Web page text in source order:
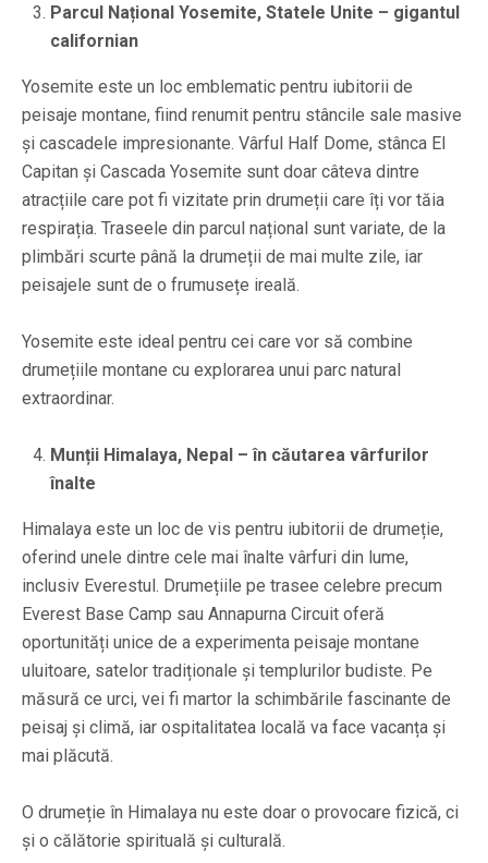
Parcul Național Yosemite, Statele Unite – gigantul
californian
Yosemite este un loc emblematic pentru iubitorii de
peisaje montane, fiind renumit pentru stâncile sale masive
și cascadele impresionante. Vârful Half Dome, stânca El
Capitan și Cascada Yosemite sunt doar câteva dintre
atracțiile care pot fi vizitate prin drumeții care îți vor tăia
respirația. Traseele din parcul național sunt variate, de la
plimbări scurte până la drumeții de mai multe zile, iar
peisajele sunt de o frumusețe ireală.
Yosemite este ideal pentru cei care vor să combine
drumețiile montane cu explorarea unui parc natural
extraordinar.
Munții Himalaya, Nepal – în căutarea vârfurilor
înalte
Himalaya este un loc de vis pentru iubitorii de drumeție,
oferind unele dintre cele mai înalte vârfuri din lume,
inclusiv Everestul. Drumețiile pe trasee celebre precum
Everest Base Camp sau Annapurna Circuit oferă
oportunități unice de a experimenta peisaje montane
uluitoare, satelor tradiționale și templurilor budiste. Pe
măsură ce urci, vei fi martor la schimbările fascinante de
peisaj și climă, iar ospitalitatea locală va face vacanța și
mai plăcută.
O drumeție în Himalaya nu este doar o provocare fizică, ci
și o călătorie spirituală și culturală.